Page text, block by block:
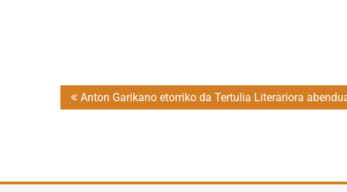
Post
navigation
Anton Garikano etorriko da Tertulia Literariora